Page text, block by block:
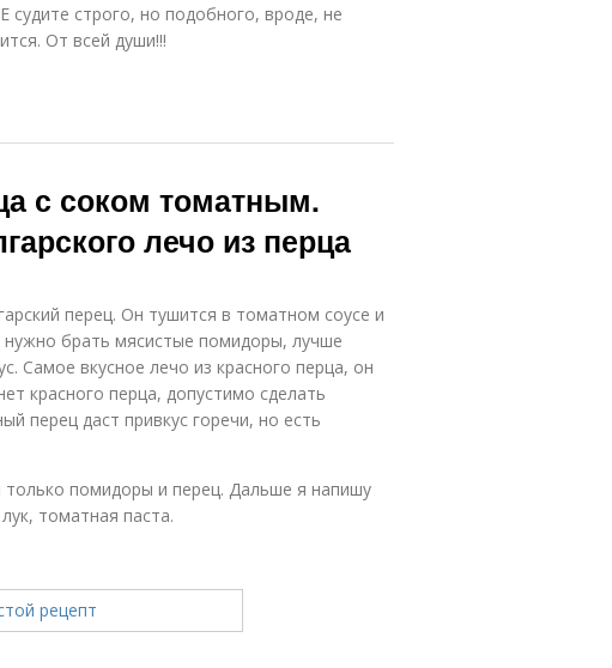
судите строго, но подобного, вроде, не
От всей души!!!
с соком томатным.
лечо из перца
перец. Он тушится в томатном соусе и
нужно брать мясистые помидоры, лучше
Самое вкусное лечо из красного перца, он
красного перца, допустимо сделать
перец даст привкус горечи, но есть
помидоры и перец. Дальше я напишу
томатная паста.